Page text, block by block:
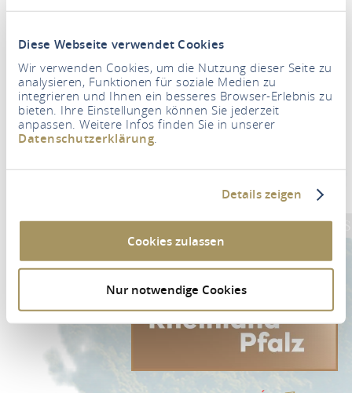
Diese Webseite verwendet Cookies
Wir verwenden Cookies, um die Nutzung dieser Seite zu
analysieren, Funktionen für soziale Medien zu
integrieren und Ihnen ein besseres Browser-Erlebnis zu
bieten. Ihre Einstellungen können Sie jederzeit
anpassen. Weitere Infos finden Sie in unserer
Datenschutzerklärung
Details zeigen
Cookies zulassen
Nur notwendige Cookies
Boletín de noticias
PARA SUSCRIBIRSE AL BOLETÍN DE NOTICIAS